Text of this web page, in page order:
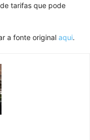
tarifas que pode
a fonte original aqui.